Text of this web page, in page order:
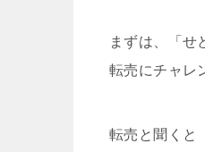
まずは、「せ
転売にチャレ
転売と聞くと